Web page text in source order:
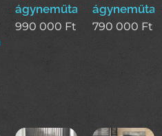
ágyneműtartós
990 000 Ft 790 000 Ft